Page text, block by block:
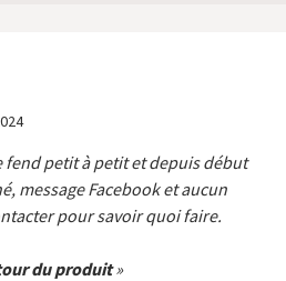
fend petit à petit et depuis début
message Facebook et aucun
pour savoir quoi faire.
du produit